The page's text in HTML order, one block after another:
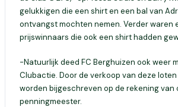
gelukkigen die een shirt en een bal van
ontvangst mochten nemen. Verder waren
prijswinnaars die ook een shirt hadden
-Natuurlijk deed FC Berghuizen ook weer
Clubactie. Door de verkoop van deze loten
worden bijgeschreven op de rekening van
penningmeester.